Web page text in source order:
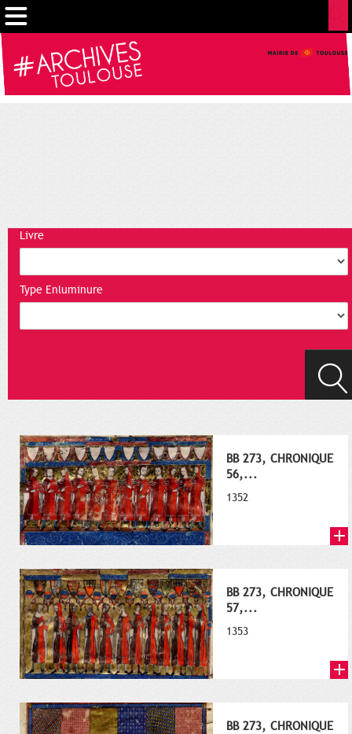
Livre
Type Enluminure
BB 273, CHRONIQUE
56,...
1352
BB 273, CHRONIQUE
57,...
1353
BB 273, CHRONIQUE
Gestion de vos préférences sur les cookies